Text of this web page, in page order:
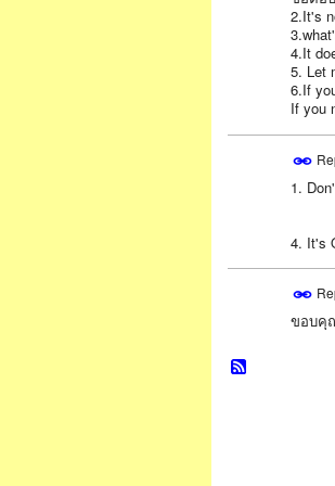
2.It's
4.It
5. Let
6.If
If you
1.
4. It's
ขอบคุ